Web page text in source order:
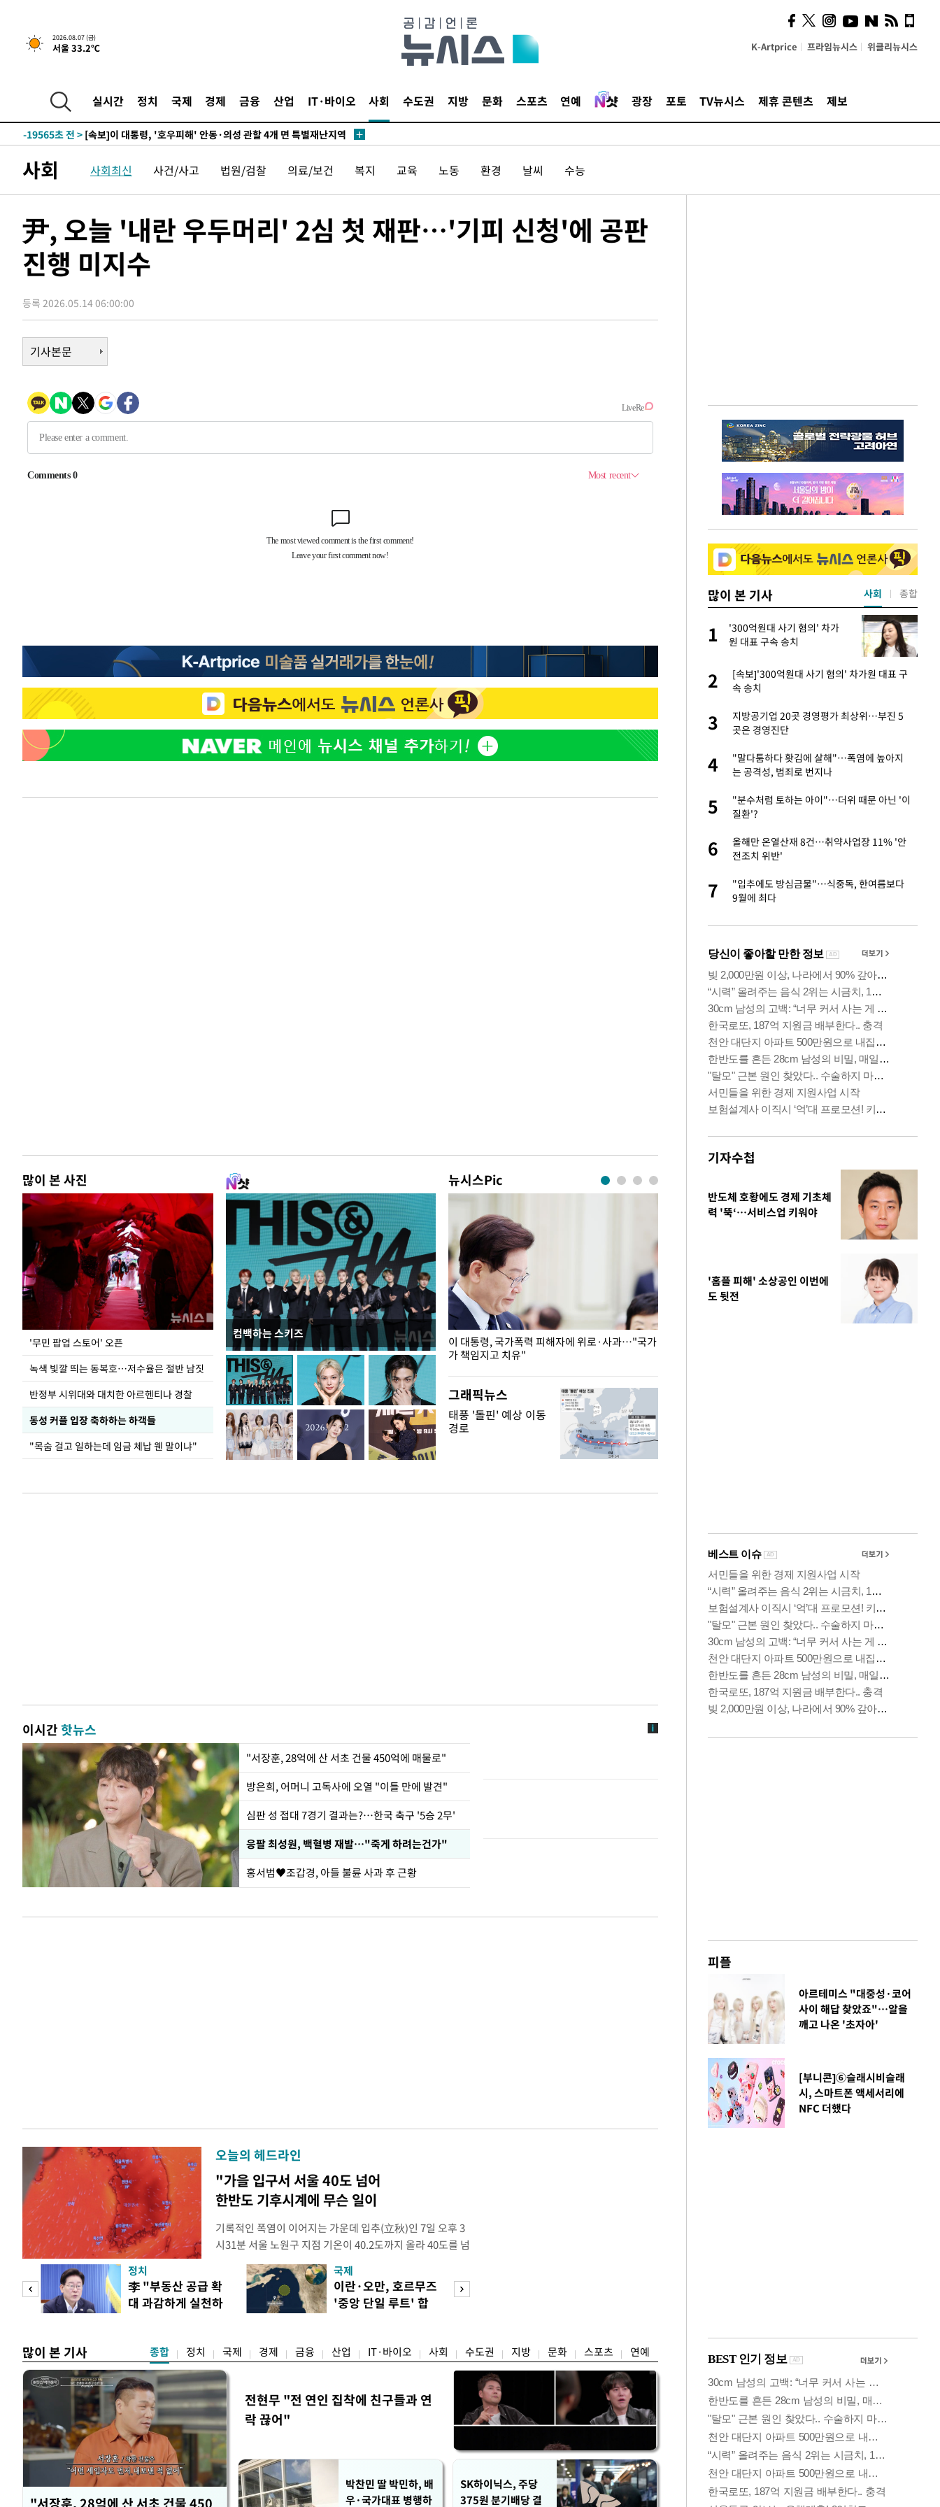
2026.08.07 (금)
서울 33.2℃ K-Artprice 프라임뉴시스 위클리뉴시스
실시간 정치 국제 경제 금융 산업 IT·바이오 사회 수도권 지방 문화 스포츠 연예 광장 포토 TV뉴시스 제휴 콘텐츠 제보
1시간 전 >[속보]'채상병 순직 책임' 임성근, 항소심도 징역 3년
-28948초 전 >[속보]이 대통령 "부동산 공급 기존 사고방식 매달리지 말고 과감히
운드는 임시"
-19601초 전 >
"낮 기온 소폭 하락"…수도권 폭염중대경보, 폭염경보로 하향
-19565초 전 >
선포
-19528초 전 > [단독]중수청 지원 검사들, 정원 초과 시 낮은 계급 임용…희망지 못
-15805초 전 > SK하이닉스, 용인·청주 팹에 54조 투자…"AI 메모리 수요 선제 대
-12661초 전 >여자배구 이재영·이다영 자매, 아제르바이잔 투란VC 입단
-11648초 전 >[속보]코스닥, 2.86포인트(0.36%) 내린 798.81마감
-11601초 전 >[속보]코스피, 6200선 약보합…0.60% 내린 6258.77에 마쳐
-11581초 전 >[속보]원·달러 환율, 7.7원 내린 1416.1원 마감
-8560초 전 >[속보]종합특검, '계엄 수용공간 확보' 신용해 前교정본부장 기소
-7404초 전 >
11시간 압수수색에 성접대 파문까지…'쑥대밭' 된 축구협회
-6426초 전 >[속보]규제합리화위원회 부위원장에 김태유 서울대 공대 교수…이병
-2784초 전 > [속보]국힘 윤리위, '돌려차기 발언' 진종오·서범수 징계 절차 개시
31분 전 >[속보] 7월 중국 수출 23.9%↑ 수입 27.5%↑…무역총액 25.3%↑
[속보]이 대통령, '호우피해' 안동·의성 관할 4개 면 특별재난지역
[단독]중수청 지원 검사들, 정원 초과 시 낮은 계급 임용…희망지 못
낮 최고 37도 찜통더위…곳곳 소나기·강원 많은 비[내일날씨]
-11601초 전 >[속보]코스피, 6200선 약보합…0.60% 내린 6258.77에 마쳐
-11581초 전 >
[속보]원·달러 환율, 7.7원 내린 1416.1원 마감
-8560초 전 >[속보]종합특검, '계엄 수용공간 확보' 신용해 前교정본부장 기소
-7433초 전 >외신들도 주목한 韓축구 파문…"국민적 공분에 수사 재개"
-7404초 전 >
11시간 압수수색에 성접대 파문까지…'쑥대밭' 된 축구협회
-6426초 전 >[속보]규제합리화위원회 부위원장에 김태유 서울대 공대 교수…이병
31분 전 >[속보] 7월 중국 수출 23.9%↑ 수입 27.5%↑…무역총액 25.3%↑
사회 사회최신 사건/사고 법원/검찰 의료/보건 복지 교육 노동 환경 날씨 수능
尹, 오늘 '내란 우두머리' 2심 첫 재판…'기피 신청'에 공판
진행 미지수
등록 2026.05.14 06:00:00
기사본문
많이 본 사진
'무민 팝업 스토어' 오픈
녹색 빛깔 띄는 동복호…저수율은 절반 남짓
반정부 시위대와 대치한 아르헨티나 경찰
동성 커플 입장 축하하는 하객들
"목숨 걸고 일하는데 임금 체납 웬 말이냐"
컴백하는 스키즈
뉴시스Pic
지석천 뒤덮은 개구리밥
이 대통령, 국가폭력 피해자에 위로·사과…"국가
가 책임지고 치유"
그래픽뉴스
태풍 '돌핀' 예상 이동
경로
이시간핫뉴스
"서장훈, 28억에 산 서초 건물 450억에 매물로"
방은희, 어머니 고독사에 오열 "이틀 만에 발견"
심판 성 접대 7경기 결과는?…한국 축구 '5승 2무'
응팔 최성원, 백혈병 재발…"죽게 하려는건가"
홍서범♥조갑경, 아들 불륜 사과 후 근황
오늘의 헤드라인
"가을 입구서 서울 40도 넘어
한반도 기후시계에 무슨 일이
기록적인 폭염이 이어지는 가운데 입추(立秋)인 7일 오후 3
시31분 서울 노원구 지점 기온이 40.2도까지 올라 40도를 넘
어선 것으로 관측됐다. 지난 2018년 8월 1일 서울에서 40도
이상의 기온이 관측된 이후 8년 만이다. 이번 40도 돌파는 자
동기상관측장비(AWS) 기준이다. 공식인 종관기상관측
(ASOS)을 기준으로 하는 서울의 공
정치
李 "부동산 공급 확
대 과감하게 실천하
국제
이란·오만, 호르무즈
'중앙 단일 루트' 합
많이 본 기사 종합 정치 국제 경제 금융 산업 IT·바이오 사회 수도권 지방 문화 스포츠 연예
"서장훈, 28억에 산 서초 건물 450
전현무 "전 연인 집착에 친구들과 연
락 끊어"
박찬민 딸 박민하, 배
우·국가대표 병행하
SK하이닉스, 주당
375원 분기배당 결
많이 본 기사
2 전현무 "전 연인 집착에 친구들과 연락 끊어"
3
박찬민 딸 박민하, 배우·국가대표 병행하더
니…여유로운 근황 공개
4
SK하이닉스, 주당 375원 분기배당 결정…3
5
외국인 심판 성 접대 7경기 들여다보니…한
1
'300억원대 사기 혐의' 차가
원 대표 구속 송치
2
[속보]'300억원대 사기 혐의' 차가원 대표 구
속 송치
3
지방공기업 20곳 경영평가 최상위…부진 5
곳은 경영진단
4
"말다툼하다 홧김에 살해"…폭염에 높아지
는 공격성, 범죄로 번지나
5
"분수처럼 토하는 아이"…더위 때문 아닌 '이
질환'?
6
올해만 온열산재 8건…취약사업장 11% '안
전조치 위반'
7
"입추에도 방심금물"…식중독, 한여름보다
9월에 최다
사회 종합
기자수첩
반도체 호황에도 경제 기초체
력 '뚝‘…서비스업 키워야
'홈플 피해' 소상공인 이번에
도 뒷전
피플
아르테미스 "대중성·코어
사이 해답 찾았죠"…알을
깨고 나온 '초자아'
[부니콘]⑥슬래시비슬래
시, 스마트폰 액세서리에
NFC 더했다